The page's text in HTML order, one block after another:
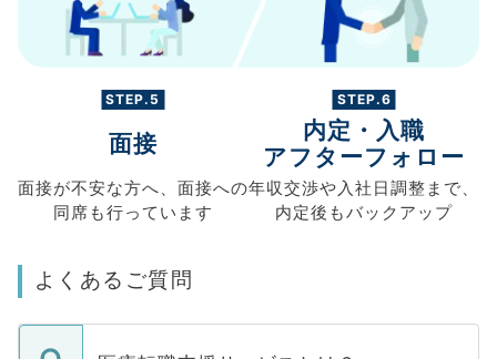
STEP.5
面接
面接が不安な方へ、 面接への
同席も行っています
STEP.6
内定・入職
アフターフォロー
年収交渉や入社日調整まで、
内定後もバックアップ
よくあるご質問